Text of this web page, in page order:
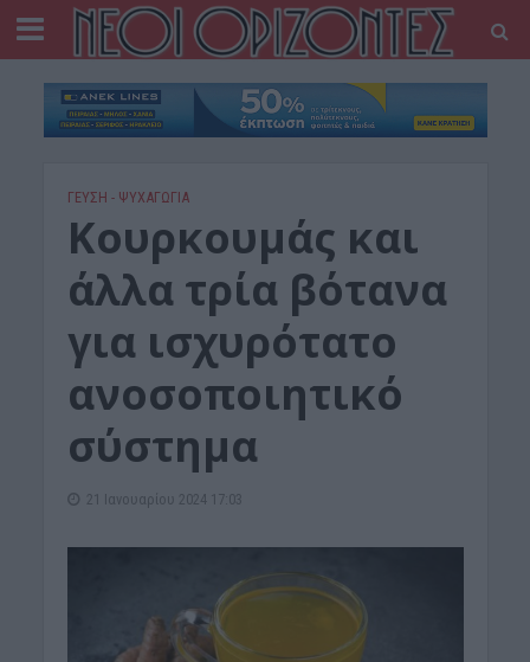
ΓΕΎΣΗ - ΨΥΧΑΓΩΓΊΑ
Κουρκουμάς και
άλλα τρία βότανα
για ισχυρότατο
ανοσοποιητικό
σύστημα
21 Ιανουαρίου 2024 17:03